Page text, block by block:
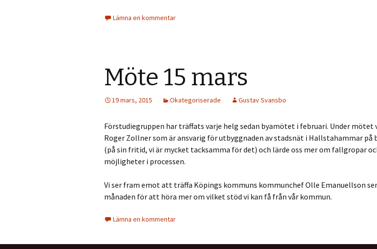
Lämna en kommentar
Möte 15 mars
19 mars, 2015 Okategoriserade Gustav Svansbo
Förstudiegruppen har träffats varje helg sedan byamötet i februari. Under mötet
Roger Zollner som är ansvarig för utbyggnaden av stadsnät i Hallstahammar på
(på sin fritid, vi är mycket tacksamma för det) och lärde oss mer om fallgropar
möjligheter i processen.
Vi ser fram emot att träffa Köpings kommuns kommunchef Olle Emanuellson
månaden för att höra mer om vilket stöd vi kan få från vår kommun.
Lämna en kommentar